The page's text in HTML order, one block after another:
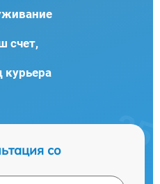
счет,
курьера
со